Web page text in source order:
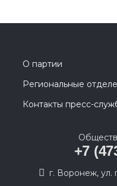
О партии
Региональные
Контакты пресс-
+7
г. Воронеж, ул.